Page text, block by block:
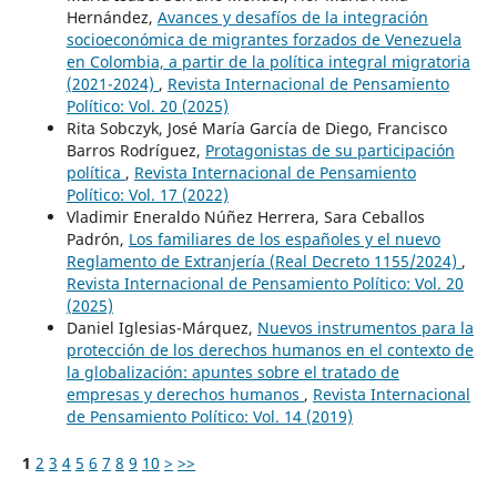
Hernández, Avances y desafíos de la integración
socioeconómica de migrantes forzados de Venezuela
en Colombia, a partir de la política integral migratoria
(2021-2024) , Revista Internacional de Pensamiento
Político: Vol. 20 (2025)
Rita Sobczyk, José María García de Diego, Francisco
Barros Rodríguez, Protagonistas de su participación
política , Revista Internacional de Pensamiento
Político: Vol. 17 (2022)
Vladimir Eneraldo Núñez Herrera, Sara Ceballos
Padrón, Los familiares de los españoles y el nuevo
Reglamento de Extranjería (Real Decreto 1155/2024) ,
Revista Internacional de Pensamiento Político: Vol. 20
(2025)
Daniel Iglesias-Márquez, Nuevos instrumentos para la
protección de los derechos humanos en el contexto de
la globalización: apuntes sobre el tratado de
empresas y derechos humanos , Revista Internacional
de Pensamiento Político: Vol. 14 (2019)
1 2 3 4 5 6 7 8 9 10 > >>